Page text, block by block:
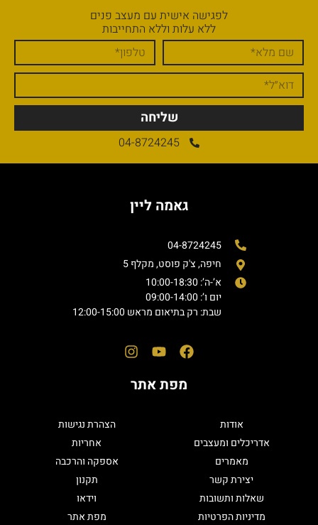
לפגישה אישית עם מעצב פנים
ללא עלות וללא התחייבות
שליחה
04-8724245
גאמה ליין
04-8724245
חיפה, צ'ק פוסט, מקלף 5
א’-ה’: 10:00-18:30
יום ו’: 09:00-14:00
שבת: רק בתיאום מראש 12:00-15:00
מפת אתר
אודות
אדריכלים ומעצבים
מאמרים
יצירת קשר
שאלות ותשובות
מדיניות הפרטיות
הצהרת נגישות
אחריות
אספקה והרכבה
תקנון
וידאו
מפת אתר